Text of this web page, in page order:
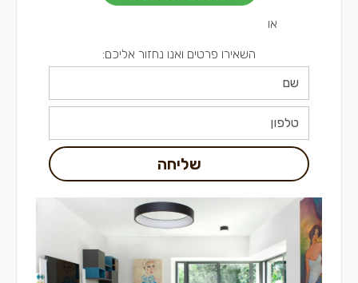
או
השאירו פרטים ואנו נחזור אליכם:
שליחה